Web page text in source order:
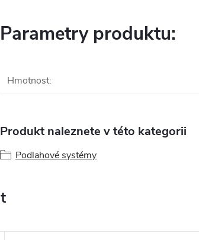
Parametry produktu:
Hmotnost:
Produkt naleznete v této kategorii
Podlahové systémy